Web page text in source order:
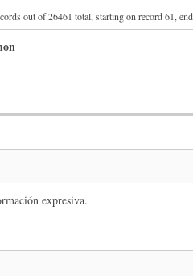
out of 26461 total, starting on record 61,
expresiva.